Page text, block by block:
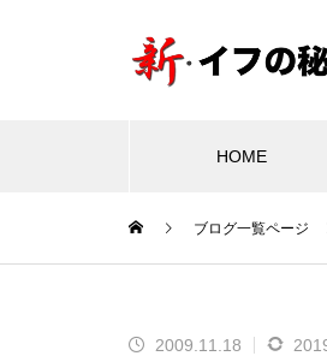
HOME
ブログ一覧ページ
2009.11.18